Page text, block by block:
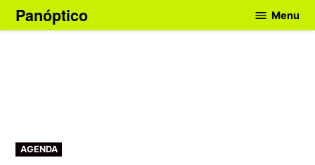
Skip
to
Panóptico Menu
POSTED
IN
AGENDA